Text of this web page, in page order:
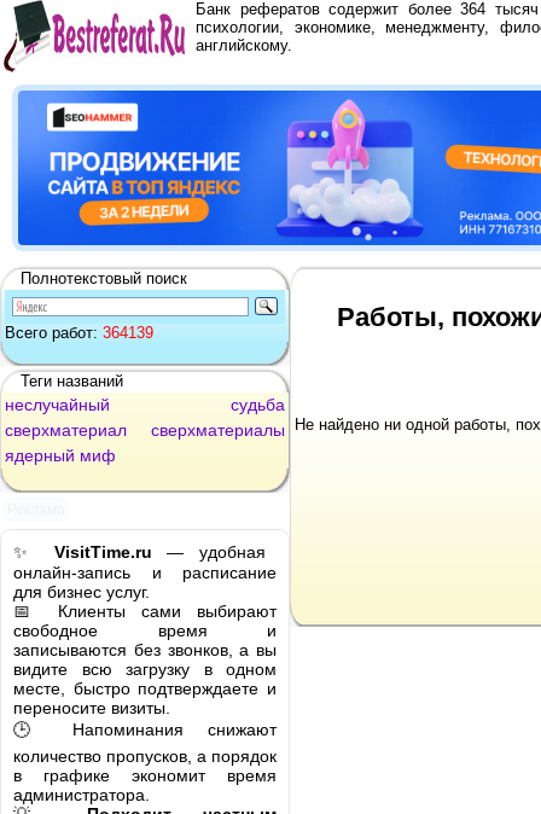
Банк рефератов содержит более 364
психологии, экономике, менеджменту,
английскому.
Полнотекстовый поиск
Всего работ: 364139
Теги названий
неслучайный
судьба
сверхматериал
сверхматериалы
ядерный миф
✨ VisitTime.ru — удобная
онлайн-запись и расписание
для бизнес услуг.
📅 Клиенты сами выбирают
свободное время и
записываются без звонков, а вы
видите всю загрузку в одном
месте, быстро подтверждаете и
переносите визиты.
🕒 Напоминания снижают
количество пропусков, а порядок
в графике экономит время
администратора.
Работы,
Не найдено ни одной работы,